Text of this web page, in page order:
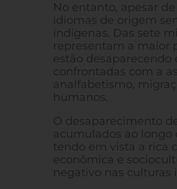
No entanto, apesar
idiomas de origem
indígenas. Das sete
representam a maior
estão desaparecendo
confrontadas com a
analfabetismo,
humanos.
O desaparecimento
acumulados ao longo
tendo em vista a rica
econômica e
negativo nas culturas